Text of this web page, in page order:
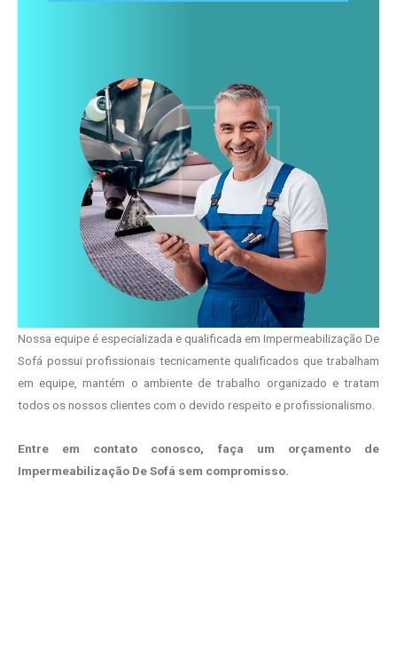
Nossa equipe é especializada e qualificada em Impermeabilização De
Sofá possui profissionais tecnicamente qualificados que trabalham
em equipe, mantém o ambiente de trabalho organizado e tratam
todos os nossos clientes com o devido respeito e profissionalismo.
Entre em contato conosco, faça um orçamento de
Impermeabilização De Sofá sem compromisso.